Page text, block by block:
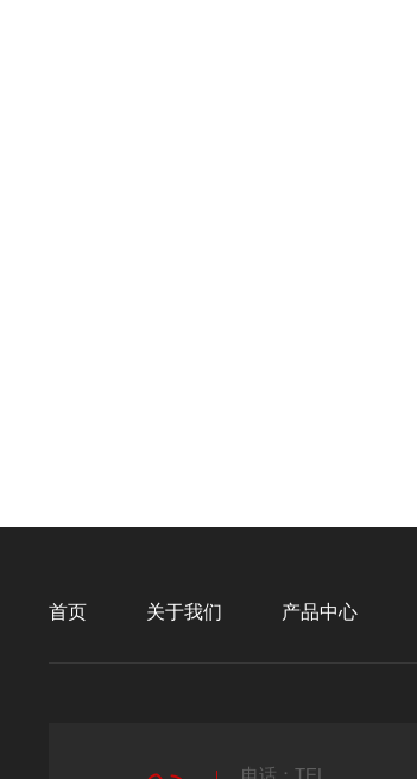
首页 关于我们 产品中心
电话：TEL